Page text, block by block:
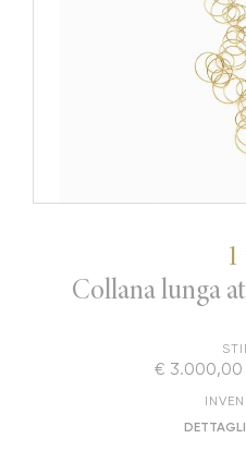
1
Collana lunga
€